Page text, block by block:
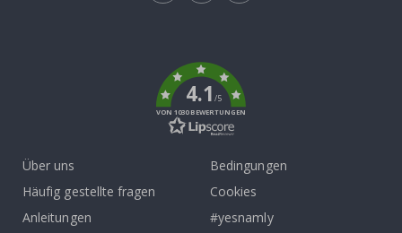
4.1/5
VON 1030 BEWERTUNGEN
Über uns
Häufig gestellte fragen
Anleitungen
Bedingungen
Cookies
#yesnamly